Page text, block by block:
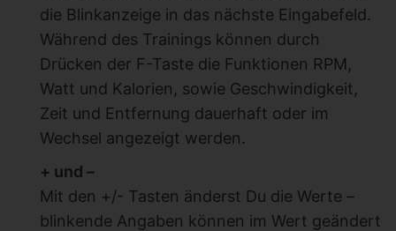
die Blinkanzeige in das nächste Eingabefeld.
Während des Trainings können durch
Drücken der F-Taste die Funktionen RPM,
Watt und Kalorien, sowie Geschwindigkeit,
Zeit und Entfernung dauerhaft oder im
Wechsel angezeigt werden.
+ und –
Mit den +/- Tasten änderst Du die Werte –
blinkende Angaben können im Wert geändert